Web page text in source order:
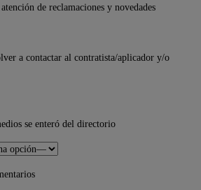
de reclamaciones y novedades
a contactar al contratista/aplicador y/o
se enteró del directorio